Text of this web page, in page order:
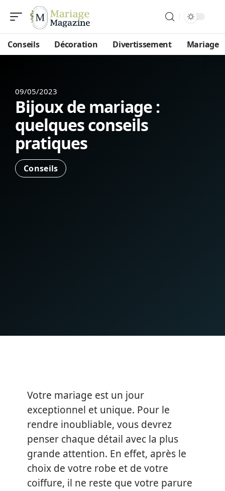
Conseils Décoration Divertissement Mariage
09/05/2023
Bijoux de mariage :
quelques conseils
pratiques
Conseils
Votre mariage est un jour
exceptionnel et unique. Pour le
rendre inoubliable, vous devrez
penser chaque détail avec la plus
grande attention. En effet, après le
choix de votre robe et de votre
coiffure, il ne reste que votre parure